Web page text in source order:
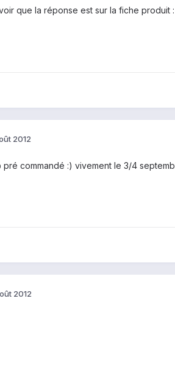
que la réponse est sur la fiche produit
2012
commandé :) vivement le 3/4
2012